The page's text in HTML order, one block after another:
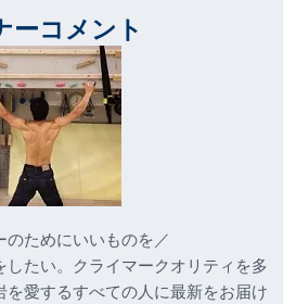
ーコメント
のためにいいものを／
したい。クライマークオリティを多
を愛するすべての人に最新をお届け